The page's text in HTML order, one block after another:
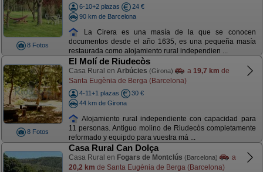
8 Fotos
6-10+2 plazas
24 €
90 km de Barcelona
La Cirera es una masía de la que se conocen
documentos desde el año 1635, es una pequeña masía
restaurada como alojamiento rural independien ...
8 Fotos
El Molí de Riudecòs
Casa Rural en Arbúcies (Girona) a 19,7 km de
Santa Eugènia de Berga (Barcelona)
4-11+1 plazas
30 €
44 km de Girona
Alojamiento rural independiente con capacidad para
11 personas. Antiguo molino de Riudecòs completamente
reformado y equipdo para vuestra má ...
Casa Rural Can Dolça
Casa Rural en Fogars de Montclús (Barcelona)
a
20,2 km de Santa Eugènia de Berga (Barcelona)